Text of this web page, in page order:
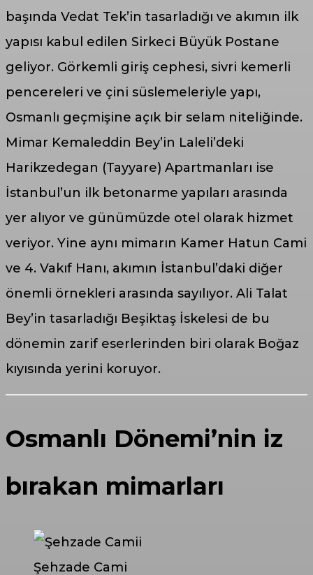
başında Vedat Tek’in tasarladığı ve akımın ilk
yapısı kabul edilen Sirkeci Büyük Postane
geliyor. Görkemli giriş cephesi, sivri kemerli
pencereleri ve çini süslemeleriyle yapı,
Osmanlı geçmişine açık bir selam niteliğinde.
Mimar Kemaleddin Bey’in Laleli’deki
Harikzedegan (Tayyare) Apartmanları ise
İstanbul’un ilk betonarme yapıları arasında
yer alıyor ve günümüzde otel olarak hizmet
veriyor. Yine aynı mimarın Kamer Hatun Cami
ve 4. Vakıf Hanı, akımın İstanbul’daki diğer
önemli örnekleri arasında sayılıyor. Ali Talat
Bey’in tasarladığı Beşiktaş İskelesi de bu
dönemin zarif eserlerinden biri olarak Boğaz
kıyısında yerini koruyor.
Osmanlı Dönemi’nin iz
bırakan mimarları
Şehzade Cami